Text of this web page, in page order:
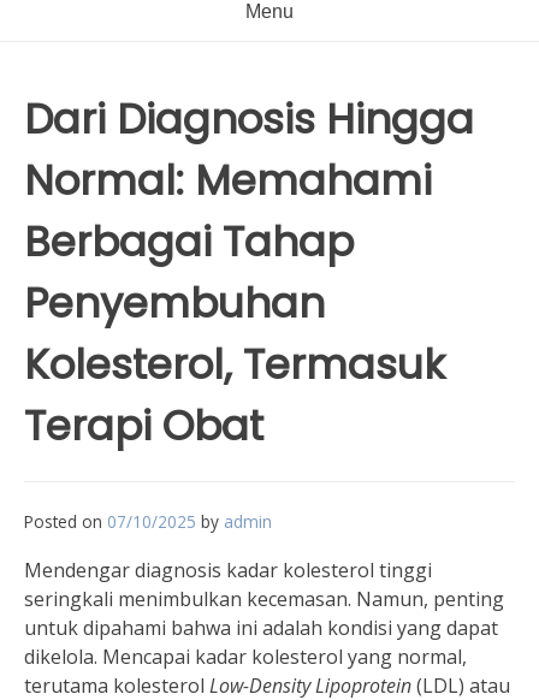
Menu
Dari Diagnosis Hingga
Normal: Memahami
Berbagai Tahap
Penyembuhan
Kolesterol, Termasuk
Terapi Obat
Posted on 07/10/2025 by admin
Mendengar diagnosis kadar kolesterol tinggi
seringkali menimbulkan kecemasan. Namun, penting
untuk dipahami bahwa ini adalah kondisi yang dapat
dikelola. Mencapai kadar kolesterol yang normal,
terutama kolesterol Low-Density Lipoprotein(LDL) atau